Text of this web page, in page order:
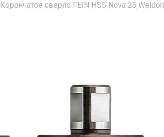
Корончатое сверло FEIN HSS Nova 25 Weldon